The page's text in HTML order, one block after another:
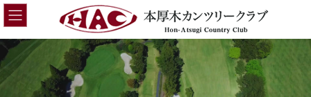
コ
ツ
へ
ス
ナ
シ
ョ
ン